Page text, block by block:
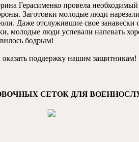
Герасименко провела
Заготовки молодые люди
Даже отслужившие свое занавески
молодые люди успевали напевать
бодрым!
поддержку нашим защитникам!
СЕТОК ДЛЯ